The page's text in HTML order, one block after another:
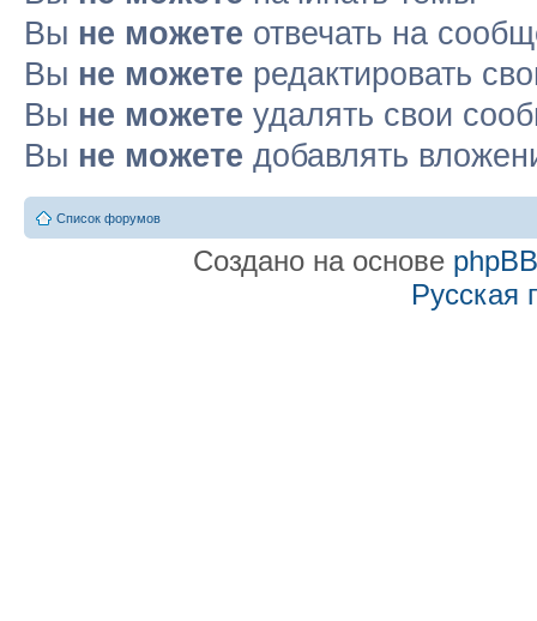
Вы не можете отвечать на
Вы не можете редактировать
Вы не можете удалять свои
Вы не можете добавлять
Список форумов
Создано на основе phpBB
Русская